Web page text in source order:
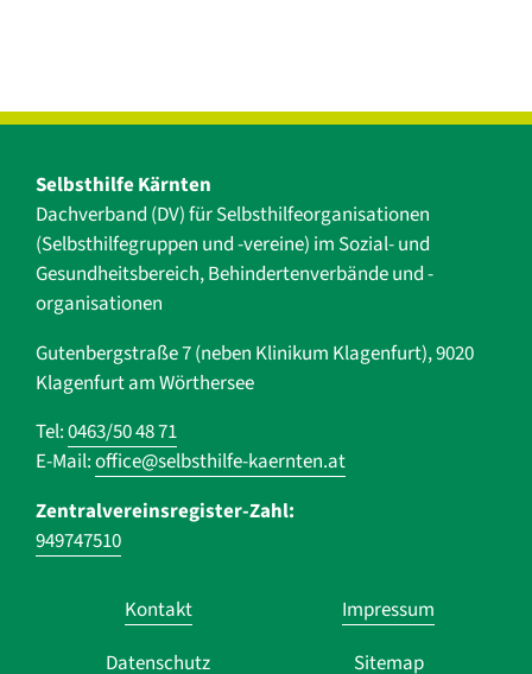
Selbsthilfe Kärnten
Dachverband (DV) für Selbsthilfe­organisationen
(Selbsthilfegruppen und -vereine) im Sozial- und
Gesundheits­bereich, ­Behindertenverbände und ­-
organisationen
Gutenbergstraße 7 (neben Klinikum Klagenfurt), 9020
Klagenfurt am Wörthersee
Tel:0463/50 48 71
E-Mail:office@selbsthilfe-kaernten.at
Zentralvereinsregister-Zahl:
949747510
Navigation
überspringen
Kontakt
Impressum
Datenschutz
Sitemap